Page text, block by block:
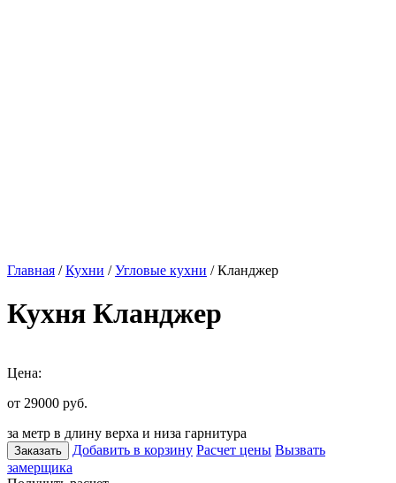
Главная /Кухни /Угловые кухни / Кланджер
Кухня Кланджер
Цена:
от 29000 руб.
за метр в длину верха и низа гарнитура
Заказать Добавить в корзину Расчет цены Вызвать
замерщика